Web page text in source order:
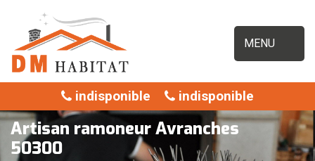
MENU
indisponible indisponible
Artisan ramoneur Avranches
50300